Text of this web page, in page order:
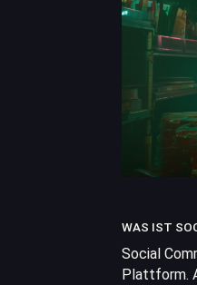
WAS IST
Social
Plattform.